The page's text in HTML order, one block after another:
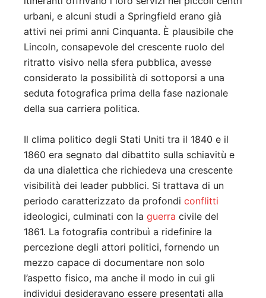
urbani, e alcuni studi a Springfield erano già
attivi nei primi anni Cinquanta. È plausibile che
Lincoln, consapevole del crescente ruolo del
ritratto visivo nella sfera pubblica, avesse
considerato la possibilità di sottoporsi a una
seduta fotografica prima della fase nazionale
della sua carriera politica.
Il clima politico degli Stati Uniti tra il 1840 e il
1860 era segnato dal dibattito sulla schiavitù e
da una dialettica che richiedeva una crescente
visibilità dei leader pubblici. Si trattava di un
periodo caratterizzato da profondi conflitti
ideologici, culminati con la guerra civile del
1861. La fotografia contribuì a ridefinire la
percezione degli attori politici, fornendo un
mezzo capace di documentare non solo
l’aspetto fisico, ma anche il modo in cui gli
individui desideravano essere presentati alla